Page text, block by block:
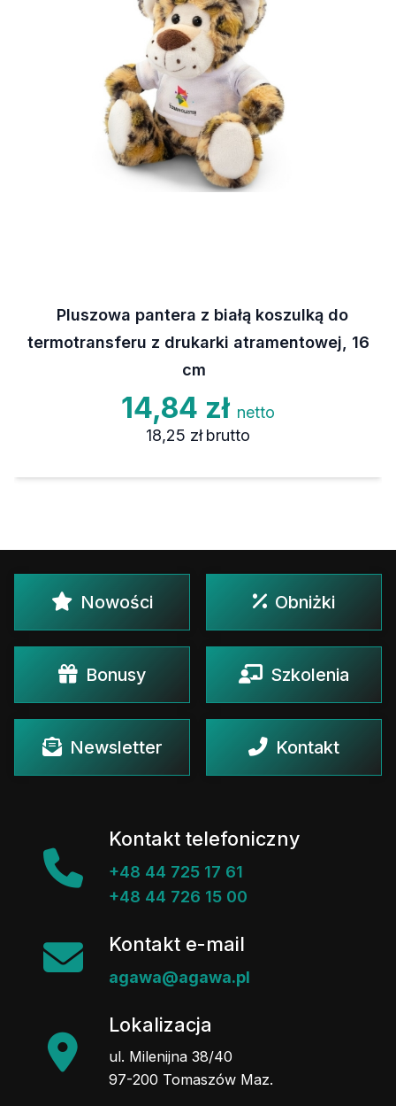
Pluszowa pantera z białą koszulką do
termotransferu z drukarki atramentowej, 16
cm
14,84 zł netto
18,25 zł brutto
Nowości Obniżki
Bonusy Szkolenia
Newsletter Kontakt
Kontakt telefoniczny
+48 44 725 17 61
+48 44 726 15 00
Kontakt e-mail
agawa@agawa.pl
Lokalizacja
ul. Milenijna 38/40
97-200 Tomaszów Maz.